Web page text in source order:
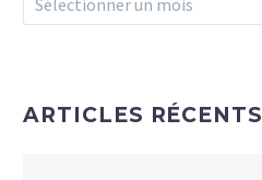
Sélectionner un mois
ARTICLES RÉCENTS